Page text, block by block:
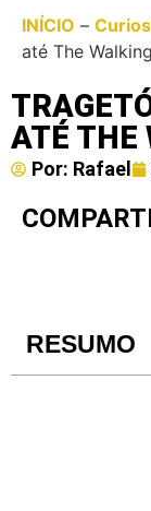
INÍCIO –
até The
ATÉ THE
Por: Rafael
RESUMO